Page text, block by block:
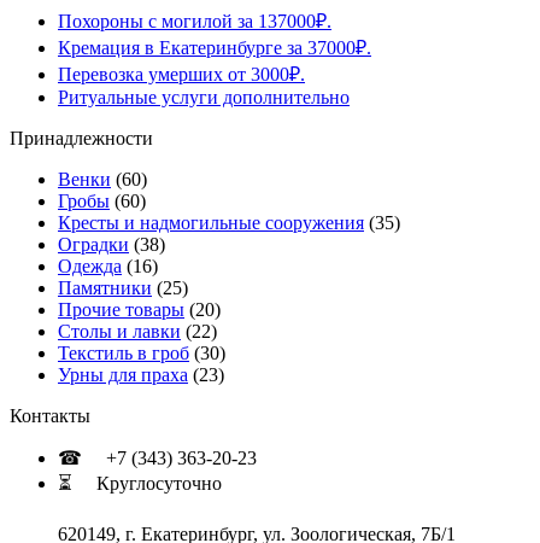
Похороны с могилой за 137000₽.
Кремация в Екатеринбурге за 37000₽.
Перевозка умерших от 3000₽.
Ритуальные услуги дополнительно
Принадлежности
Венки (60)
Гробы (60)
Кресты и надмогильные сооружения (35)
Оградки (38)
Одежда (16)
Памятники (25)
Прочие товары (20)
Столы и лавки (22)
Текстиль в гроб (30)
Урны для праха (23)
Контакты
☎ +7 (343) 363-20-23
⏳ Круглосуточно
620149, г. Екатеринбург, ул. Зоологическая, 7Б/1